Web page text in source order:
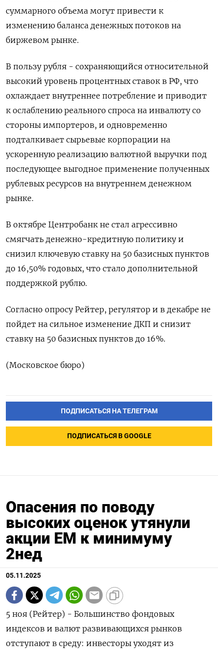
суммарного объема могут привести к
изменению баланса денежных потоков на
биржевом рынке.
В пользу рубля - сохраняющийся относительной
высокий уровень процентных ставок в РФ, что
охлаждает внутреннее потребление и приводит
к ослаблению реального спроса на инвалюту со
стороны импортеров, и одновременно
подталкивает сырьевые корпорации на
ускоренную реализацию валютной выручки под
последующее выгодное применение полученных
рублевых ресурсов на внутреннем денежном
рынке.
В октябре Центробанк не стал агрессивно
смягчать денежно-кредитную политику и
снизил ключевую ставку на 50 базисных пунктов
до 16,50% годовых, что стало дополнительной
поддержкой рублю.
Согласно опросу Рейтер, регулятор и в декабре не
пойдет на сильное изменение ДКП и снизит
ставку на 50 базисных пунктов до 16%.
(Московское бюро)
ПОДПИСАТЬСЯ НА ТЕЛЕГРАМ
ПОДПИСАТЬСЯ В GOOGLE
Опасения по поводу
высоких оценок утянули
акции ЕМ к минимуму
2нед
05.11.2025
5 ноя (Рейтер) - Большинство фондовых
индексов и валют развивающихся рынков
отступают в среду: инвесторы уходят из